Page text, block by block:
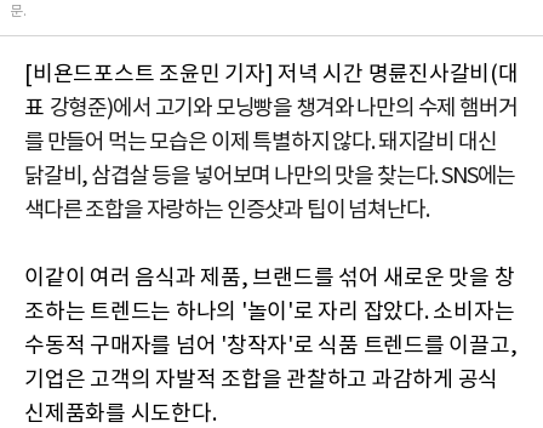
문.
[비욘드포스트 조윤민 기자] 저녁 시간 명륜진사갈비(대
표 강형준)에서 고기와 모닝빵을 챙겨와 나만의 수제 햄버거
를 만들어 먹는 모습은 이제 특별하지 않다. 돼지갈비 대신
닭갈비, 삼겹살 등을 넣어보며 나만의 맛을 찾는다. SNS에는
색다른 조합을 자랑하는 인증샷과 팁이 넘쳐난다.
이같이 여러 음식과 제품, 브랜드를 섞어 새로운 맛을 창
조하는 트렌드는 하나의 '놀이'로 자리 잡았다. 소비자는
수동적 구매자를 넘어 '창작자'로 식품 트렌드를 이끌고,
기업은 고객의 자발적 조합을 관찰하고 과감하게 공식
신제품화를 시도한다.